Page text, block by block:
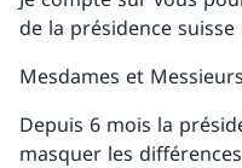
de la présidence suisse
Mesdames et Messieurs
Depuis 6 mois la
masquer les